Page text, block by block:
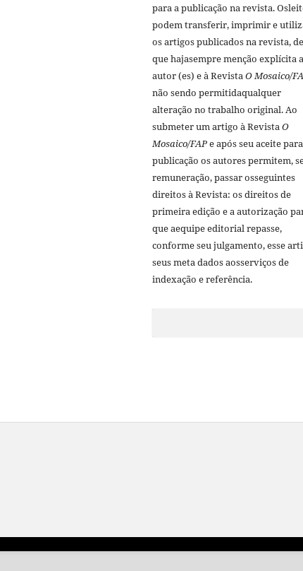
para a publicação na revista.
podem transferir, imprimir e
os artigos publicados na revista,
que hajasempre menção explí­cita
autor (es) e à RevistaO Mosaico/
não sendo permitidaqualquer
alteração no trabalho original. Ao
submeter um artigo à RevistaO
Mosaico/FAPe após seu aceite para
publicação os autores permitem,
remuneração, passar osseguintes
direitos à Revista: os direitos de
primeira edição e a autorização
que aequipe editorial repasse,
conforme seu julgamento, esse
seus meta dados aosserviços de
indexação e referência.